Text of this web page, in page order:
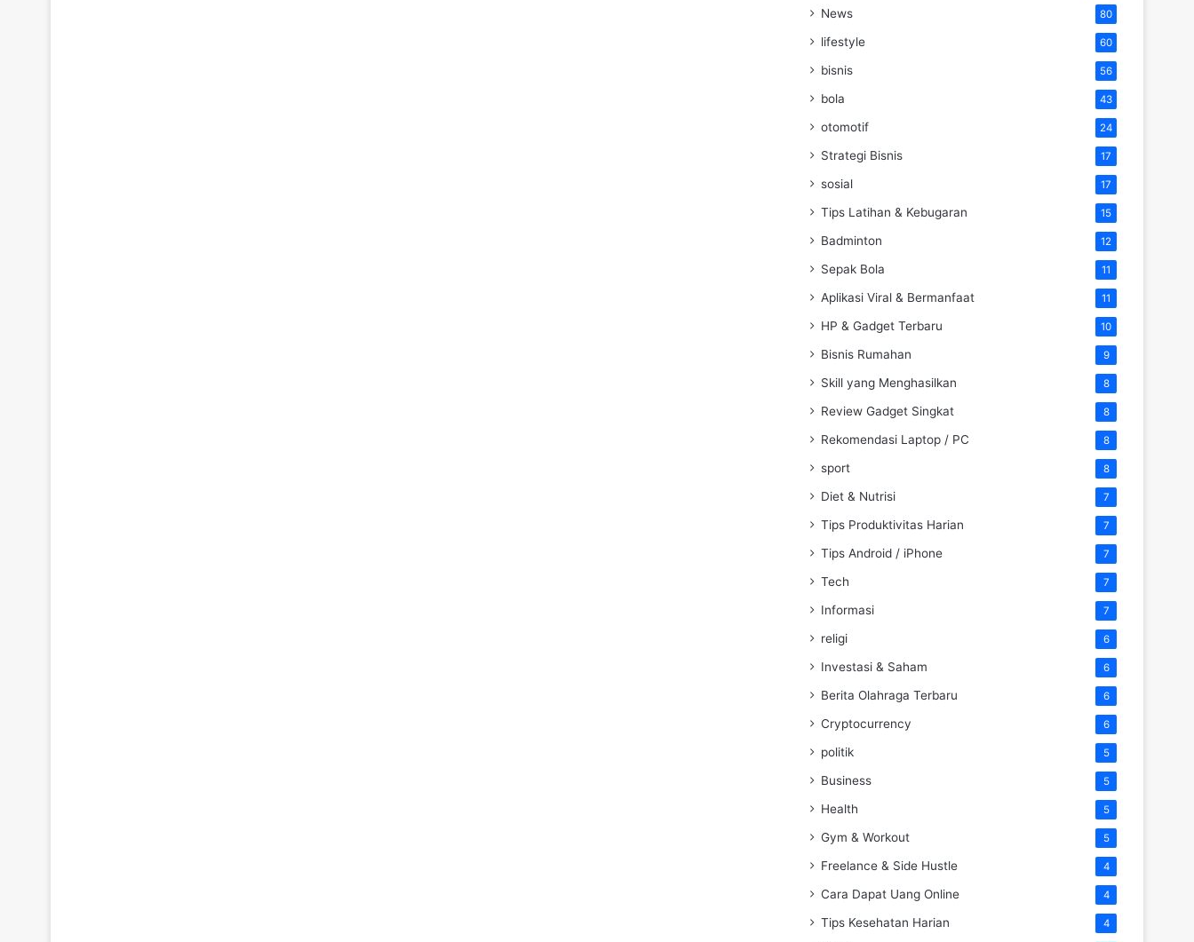
News 80
lifestyle 60
bisnis 56
bola 43
otomotif 24
Strategi Bisnis 17
sosial 17
Tips Latihan & Kebugaran 15
Badminton 12
Sepak Bola 11
Aplikasi Viral & Bermanfaat 11
HP & Gadget Terbaru 10
Bisnis Rumahan 9
Skill yang Menghasilkan 8
Review Gadget Singkat 8
Rekomendasi Laptop / PC 8
sport 8
Diet & Nutrisi 7
Tips Produktivitas Harian 7
Tips Android / iPhone 7
Tech 7
Informasi 7
religi 6
Investasi & Saham 6
Berita Olahraga Terbaru 6
Cryptocurrency 6
politik 5
Business 5
Health 5
Gym & Workout 5
Freelance & Side Hustle 4
Cara Dapat Uang Online 4
Tips Kesehatan Harian 4